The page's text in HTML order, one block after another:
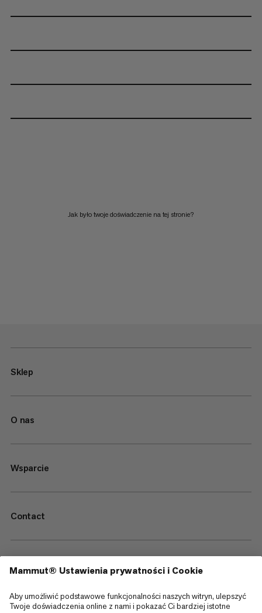
Jak było twoje doświadczenie na tej stronie?
Sklep
O nas
Wsparcie
Contact